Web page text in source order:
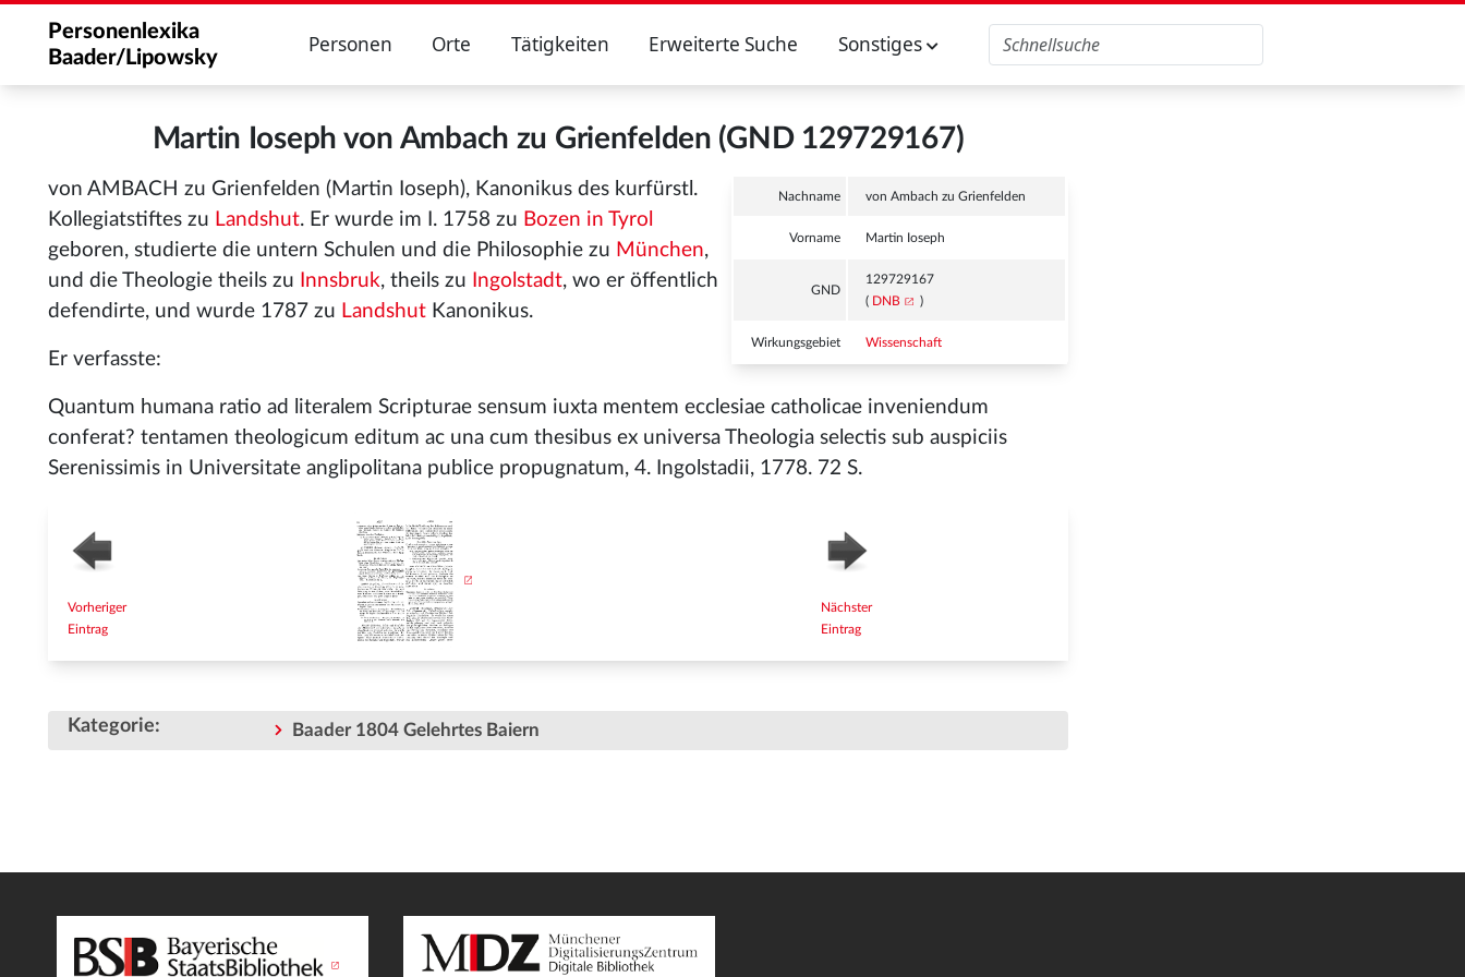
Personenlexika
Baader/Lipowsky
Personen Orte Tätigkeiten Erweiterte Suche Sonstiges
Martin Ioseph von Ambach zu Grienfelden (GND 129729167)
Nachname von Ambach zu Grienfelden
Vorname Martin Ioseph
GND
129729167
( DNB )
Wirkungsgebiet Wissenschaft
von AMBACH zu Grienfelden (Martin Ioseph), Kanonikus des kurfürstl.
Kollegiatstiftes zu Landshut. Er wurde im I. 1758 zu Bozen in Tyrol
geboren, studierte die untern Schulen und die Philosophie zu München,
und die Theologie theils zu
Innsbruk, theils zu Ingolstadt, wo er öffentlich
defendirte, und wurde 1787 zu Landshut Kanonikus.
Er verfasste:
Quantum humana ratio ad literalem Scripturae sensum iuxta mentem ecclesiae catholicae inveniendum
conferat? tentamen theologicum editum ac una cum thesibus ex universa Theologia selectis sub auspiciis
Serenissimis in Universitate anglipolitana publice propugnatum, 4. Ingolstadii, 1778. 72 S.
Vorheriger
Eintrag
Nächster
Eintrag
Kategorie: Baader 1804 Gelehrtes Baiern